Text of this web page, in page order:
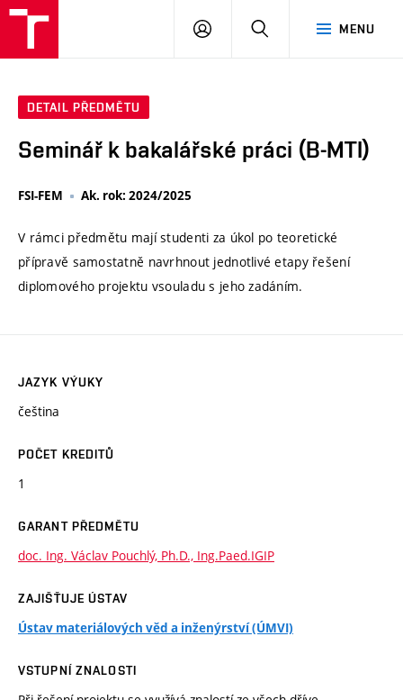
MENU
PŘIHLÁSIT
DETAIL PŘEDMĚTU
Seminář k bakalářské práci (B-MTI)
FSI-FEM Ak. rok: 2024/2025
V rámci předmětu mají studenti za úkol po teoretické
přípravě samostatně navrhnout jednotlivé etapy řešení
diplomového projektu vsouladu s jeho zadáním.
JAZYK VÝUKY
čeština
POČET KREDITŮ
1
GARANT PŘEDMĚTU
doc. Ing. Václav Pouchlý, Ph.D., Ing.Paed.IGIP
ZAJIŠŤUJE ÚSTAV
Ústav materiálových věd a inženýrství (ÚMVI)
VSTUPNÍ ZNALOSTI